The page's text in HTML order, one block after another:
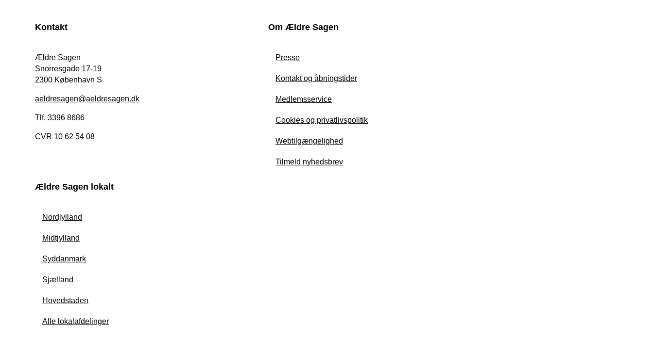
Kontakt
Ældre Sagen
Snorresgade 17-19
2300 København S
aeldresagen@aeldresagen.dk
Tlf. 3396 8686
CVR 10 62 54 08
Om Ældre Sagen
Presse
Kontakt og åbningstider
Medlemsservice
Cookies og privatlivspolitik
Webtilgængelighed
Tilmeld nyhedsbrev
Ældre Sagen lokalt
Nordjylland
Midtjylland
Syddanmark
Sjælland
Hovedstaden
Alle lokalafdelinger